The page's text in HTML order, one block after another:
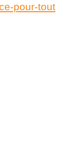
pour-tout